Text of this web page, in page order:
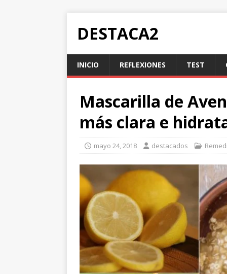
DESTACA2
INICIO REFLEXIONES TEST
Mascarilla de
más clara e
mayo 24, 2018 destacados